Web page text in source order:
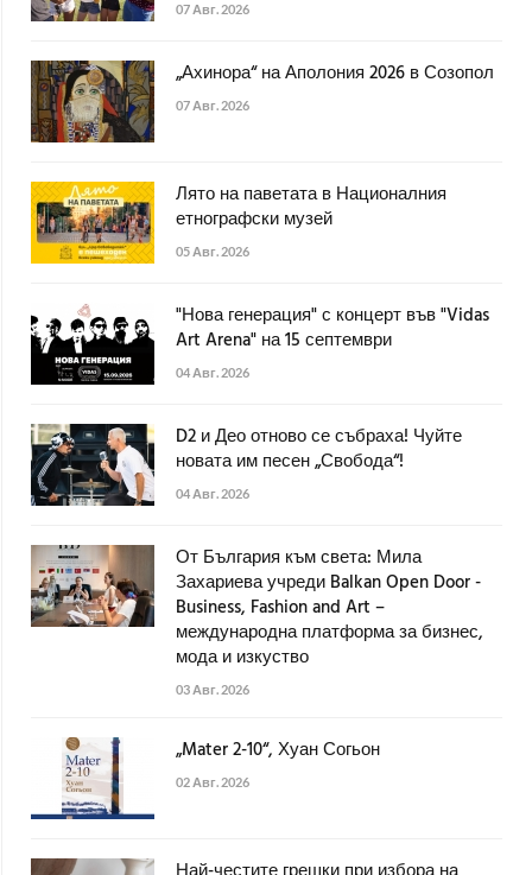
07 Авг. 2026
„Ахинора“ на Аполония 2026 в Созопол
07 Авг. 2026
Лято на паветата в Националния
етнографски музей
05 Авг. 2026
"Нова генерация" с концерт във "Vidas
Art Arena" на 15 септември
04 Авг. 2026
D2 и Део отново се събраха! Чуйте
новата им песен „Свобода“!
04 Авг. 2026
От България към света: Мила
Захариева учреди Balkan Open Door -
Business, Fashion and Art –
международна платформа за бизнес,
мода и изкуство
03 Авг. 2026
„Mater 2-10“, Хуан Согьон
02 Авг. 2026